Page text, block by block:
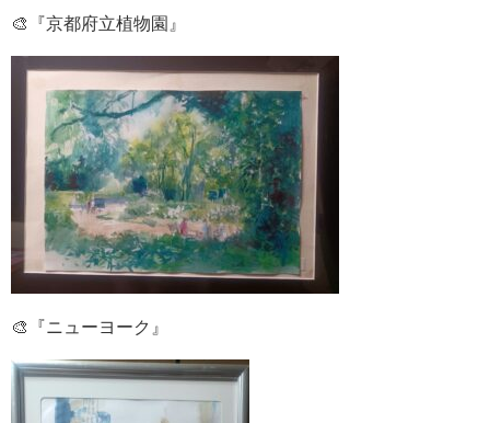
🎨『京都府立植物園』
🎨『ニューヨーク』